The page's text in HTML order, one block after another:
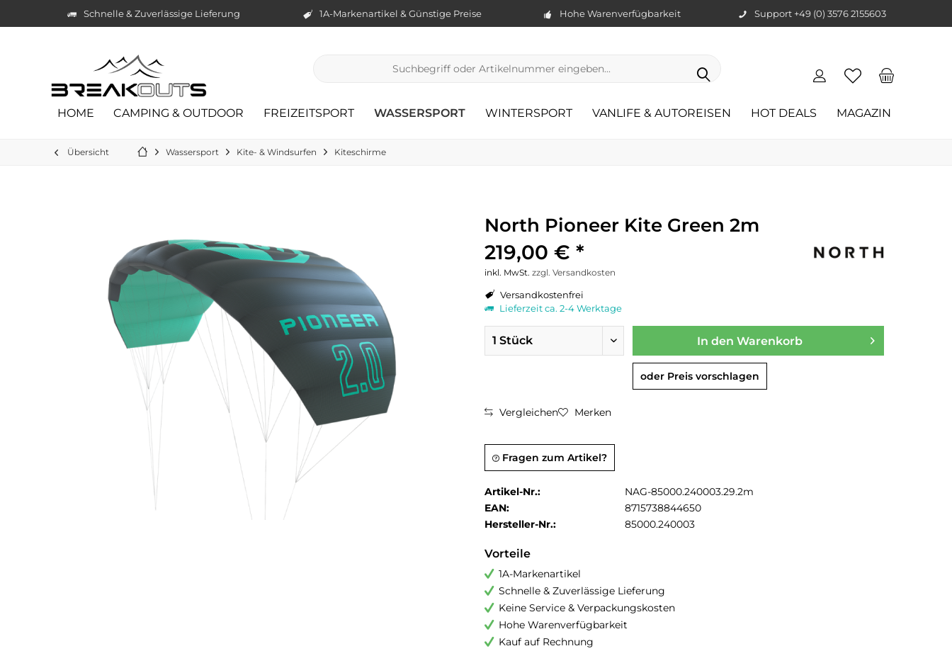
Schnelle & Zuverlässige Lieferung 1A-Markenartikel & Günstige Preise Hohe Warenverfügbarkeit Support +49 (0) 3576 2155603
HOME CAMPING & OUTDOOR FREIZEITSPORT WASSERSPORT WINTERSPORT VANLIFE & AUTOREISEN HOT DEALS MAGAZIN
Übersicht Wassersport Kite- & Windsurfen Kiteschirme
North Pioneer Kite Green 2m
219,00 € *
inkl. MwSt. zzgl. Versandkosten
Versandkostenfrei
Lieferzeit ca. 2-4 Werktage
In den Warenkorb
oder Preis vorschlagen
Vergleichen Merken
Fragen zum Artikel?
Artikel-Nr.:
NAG-85000.240003.29.2m
EAN:
8715738844650
Hersteller-Nr.:
85000.240003
Vorteile
1A-Markenartikel
Schnelle & Zuverlässige Lieferung
Keine Service & Verpackungskosten
Hohe Warenverfügbarkeit
Kauf auf Rechnung